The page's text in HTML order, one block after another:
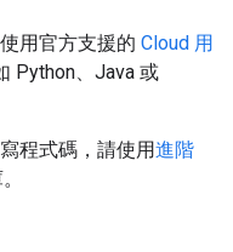
用官方支援的 Cloud 用
Python、Java 或
程式碼，請使用進階